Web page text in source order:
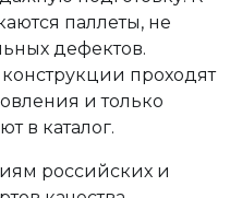
паллеты, не
дефектов.
проходят
и только
в каталог.
российских и